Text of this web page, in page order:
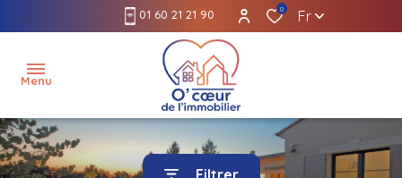
01 60 21 21 90 0 Fr
Menu
accueil
Filtrer